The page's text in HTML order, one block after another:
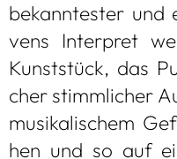
bekann­tes­ter
vens Inter­pret
Kunst­stück, das
cher stimm­li­cher
musi­ka­li­schem
hen und so auf